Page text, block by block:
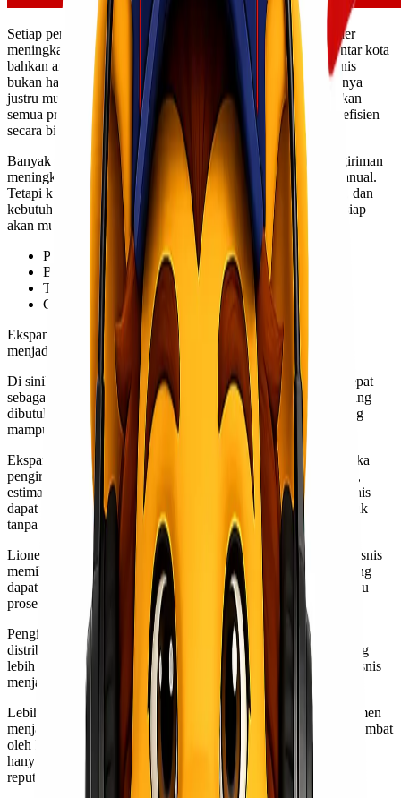
Setiap pemilik bisnis pasti ingin usahanya berkembang. Order
meningkat, jangkauan pasar meluas, distribusi makin luas antar kota
bahkan antar pulau. Namun dalam praktiknya, ekspansi bisnis
bukan hanya soal menambah penjualan. Tantangan sebenarnya
justru muncul setelah penjualan terjadi, bagaimana memastikan
semua produk sampai dengan aman, tepat waktu, dan tetap efisien
secara biaya.
Banyak bisnis mulai merasakan tekanan ketika volume pengiriman
meningkat. Di awal mungkin masih bisa ditangani secara manual.
Tetapi ketika jumlah order bertambah, area distribusi meluas, dan
kebutuhan pengiriman semakin beragam, sistem yang tidak siap
akan mulai terasa berat.
Pengiriman terlambat.
Biaya logistik membengkak.
Tim operasional kewalahan.
Customer mulai mempertanyakan ketepatan waktu.
Ekspansi yang seharusnya menjadi kabar baik justru berubah
menjadi tekanan operasional.
Di sinilah pentingnya memilih
jasa pengiriman barang
yang tepat
sebagai partner distribusi. Karena dalam fase pertumbuhan, yang
dibutuhkan bukan sekadar ekspedisi, tetapi sistem logistik yang
mampu mengikuti skala bisnis.
Ekspansi yang sehat membutuhkan distribusi yang stabil. Ketika
pengiriman terkelola dengan baik, arus barang lebih terkontrol,
estimasi lebih jelas, dan operasional berjalan lebih tenang. Bisnis
dapat fokus pada strategi pemasaran dan pengembangan produk
tanpa harus terganggu oleh masalah pengiriman berulang.
Lionel Express memahami bahwa setiap tahap pertumbuhan bisnis
memiliki kebutuhan yang berbeda. Dengan pilihan layanan yang
dapat disesuaikan dengan kebutuhan, Lionel Express membantu
proses distribusi tetap efisien tanpa mengorbankan ketepatan.
Pengiriman mendesak dapat ditangani dengan tepat, sementara
distribusi rutin atau volume besar dapat menggunakan opsi yang
lebih efisien secara biaya. Pendekatan ini membuat ekspansi bisnis
menjadi lebih terkendali dan terencana.
Lebih dari sekadar mengirim barang, Lionel Express berkomitmen
menjaga stabilitas distribusi agar pertumbuhan bisnis tidak terhambat
oleh kendala logistik. Karena setiap barang yang dikirim bukan
hanya produk, tetapi juga representasi dari profesionalitas dan
reputasi brand Anda.